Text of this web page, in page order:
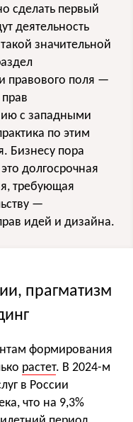
сделать первый
деятельность
значительной
правового поля —
с западными
по этим
Бизнесу пора
долгосрочная
требующая
—
идей и дизайна.
прагматизм
формирования
растет. В 2024-м
в России
что на 9,3%